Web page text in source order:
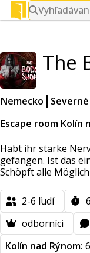
The
Nemecko
Escape room Kolín
Habt ihr starke
gefangen. Ist das
Schöpft alle
2-6 ľudí
odborníci
Kolín nad Rýnom: